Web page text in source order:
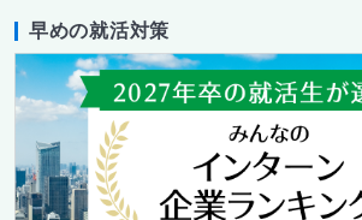
早めの就活対策